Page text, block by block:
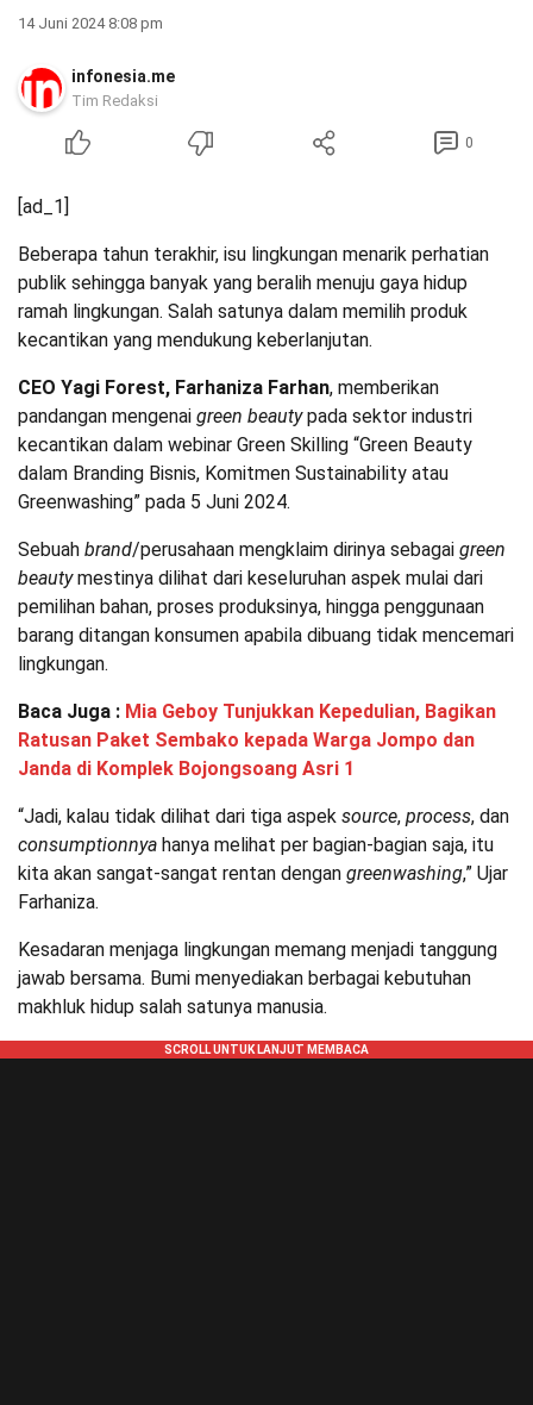
14 Juni 2024 8:08 pm
infonesia.me
Tim Redaksi
0
[ad_1]
Beberapa tahun terakhir, isu lingkungan menarik perhatian
publik sehingga banyak yang beralih menuju gaya hidup
ramah lingkungan. Salah satunya dalam memilih produk
kecantikan yang mendukung keberlanjutan.
CEO Yagi Forest, Farhaniza Farhan, memberikan
pandangan mengenai green beautypada sektor industri
kecantikan dalam webinar Green Skilling “Green Beauty
dalam Branding Bisnis, Komitmen Sustainability atau
Greenwashing” pada 5 Juni 2024.
Sebuah brand/perusahaan mengklaim dirinya sebagai green
beautymestinya dilihat dari keseluruhan aspek mulai dari
pemilihan bahan, proses produksinya, hingga penggunaan
barang ditangan konsumen apabila dibuang tidak mencemari
lingkungan.
Baca Juga : Mia Geboy Tunjukkan Kepedulian, Bagikan
Ratusan Paket Sembako kepada Warga Jompo dan
Janda di Komplek Bojongsoang Asri 1
“Jadi, kalau tidak dilihat dari tiga aspek source, process, dan
consumptionnya hanya melihat per bagian-bagian saja, itu
kita akan sangat-sangat rentan dengan greenwashing,” Ujar
Farhaniza.
Kesadaran menjaga lingkungan memang menjadi tanggung
jawab bersama. Bumi menyediakan berbagai kebutuhan
makhluk hidup salah satunya manusia.